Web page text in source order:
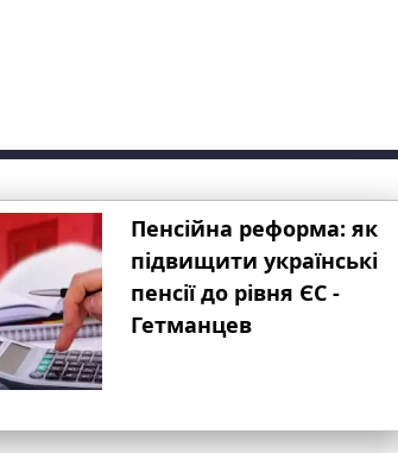
Пенсійна реформа: як
підвищити українські
пенсії до рівня ЄС -
Гетманцев